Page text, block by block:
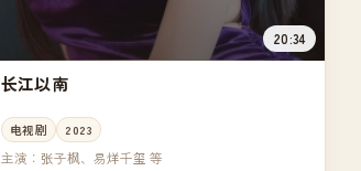
20:34
长江以南
电视剧 2023
主演： 张子枫、易烊千玺 等